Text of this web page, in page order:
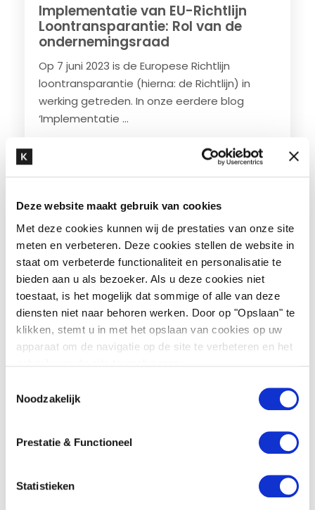
Deze website maakt gebruik van cookies
Met deze cookies kunnen wij de prestaties van onze site
meten en verbeteren. Deze cookies stellen de website in
staat om verbeterde functionaliteit en personalisatie te
bieden aan u als bezoeker. Als u deze cookies niet
toestaat, is het mogelijk dat sommige of alle van deze
diensten niet naar behoren werken. Door op "Opslaan" te
klikken, stemt u in met het opslaan van cookies op uw
apparaat om de navigatie op de site te verbeteren en het
Noodzakelijk
Prestatie & Functioneel
Statistieken
Implementatie van EU-Richtlijn
Loontransparantie: Rol van de
ondernemingsraad
Op 7 juni 2023 is de Europese Richtlijn
loontransparantie (hierna: de Richtlijn) in
werking getreden. In onze eerdere blog
‘Implementatie ...
Arbeidsrecht
Als ondernemer investeert u veel in uw
zakelijke contacten en goede naam. Om te